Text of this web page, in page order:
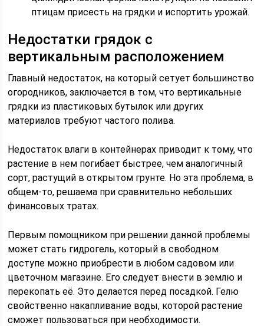
птицам присесть на грядки и испортить урожай.
Недостатки грядок с
вертикальным расположением
Главный недостаток, на который сетует большинство
огородников, заключается в том, что вертикальные
грядки из пластиковых бутылок или других
материалов требуют частого полива.
Недостаток влаги в контейнерах приводит к тому, что
растение в нем погибает быстрее, чем аналогичный
сорт, растущий в открытом грунте. Но эта проблема, в
общем-то, решаема при сравнительно небольших
финансовых тратах.
Первым помощником при решении данной проблемы
может стать гидрогель, который в свободном
доступе можно приобрести в любом садовом или
цветочном магазине. Его следует внести в землю и
перекопать её. Это делается перед посадкой. Гелю
свойственно накапливание воды, которой растение
сможет пользоваться при необходимости.